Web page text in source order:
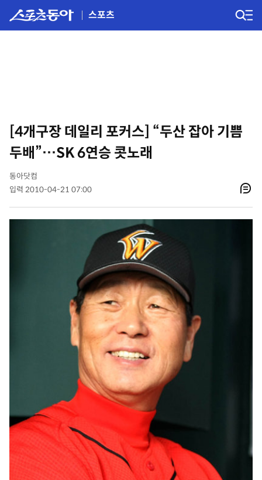
스포츠
[4개구장 데일리 포커스] “두산 잡아 기쁨
두배”…SK 6연승 콧노래
동아닷컴
입력 2010-04-21 07:00